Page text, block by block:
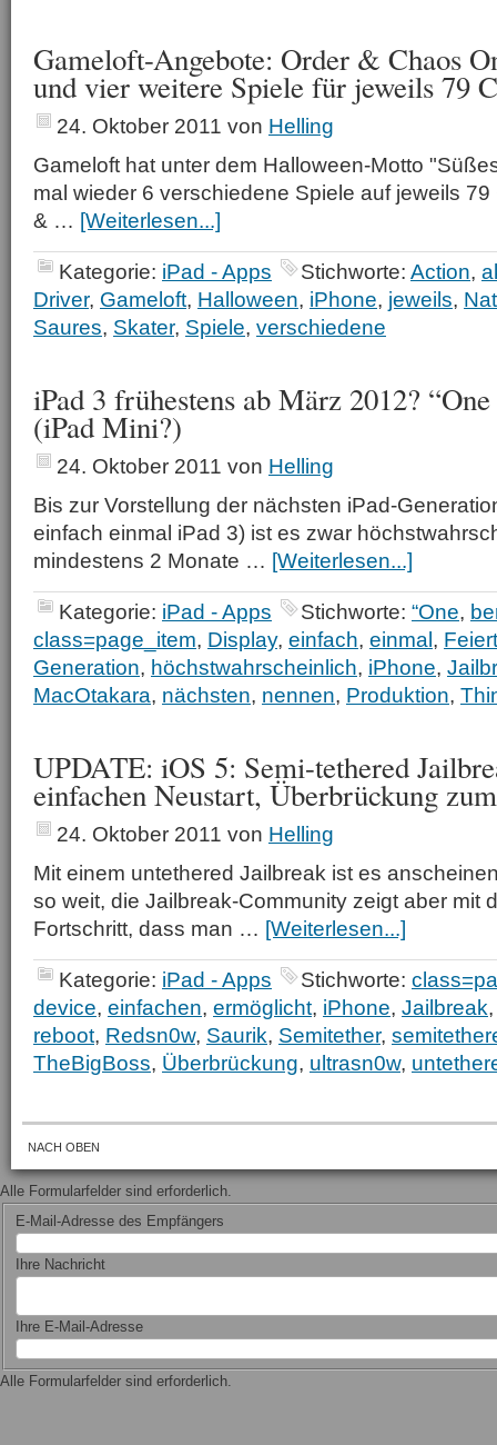
Gameloft-Angebote: Order & Chaos
und vier weitere Spiele für jeweils 79
24. Oktober 2011 von Helling
Gameloft hat unter dem Halloween-Motto
mal wieder 6 verschiedene Spiele auf jeweils
& … [Weiterlesen...]
Kategorie: iPad - Apps Stichworte: Action,
Driver, Gameloft, Halloween, iPhone, jeweils,
Saures, Skater, Spiele, verschiedene
iPad 3 frühestens ab März 2012?
(iPad Mini?)
24. Oktober 2011 von Helling
Bis zur Vorstellung der nächsten iPad-
einfach einmal iPad 3) ist es zwar
mindestens 2 Monate … [Weiterlesen...]
Kategorie: iPad - Apps Stichworte: “One,
class=page_item, Display, einfach, einmal,
Generation, höchstwahrscheinlich, iPhone,
MacOtakara, nächsten, nennen, Produktion,
UPDATE: iOS 5: Semi-tethered
einfachen Neustart, Überbrückung
24. Oktober 2011 von Helling
Mit einem untethered Jailbreak ist es
so weit, die Jailbreak-Community zeigt aber mit
Fortschritt, dass man … [Weiterlesen...]
Kategorie: iPad - Apps Stichworte:
device, einfachen, ermöglicht, iPhone, Jailbreak
reboot, Redsn0w, Saurik, Semitether,
TheBigBoss, Überbrückung, ultrasn0w,
NACH OBEN
Alle Formularfelder sind erforderlich.
E-Mail-Adresse des Empfängers
Ihre Nachricht
Ihre E-Mail-Adresse
Alle Formularfelder sind erforderlich.